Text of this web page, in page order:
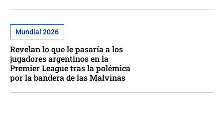
Mundial 2026
Revelan lo que le pasaría a los
jugadores argentinos en la
Premier League tras la polémica
por la bandera de las Malvinas